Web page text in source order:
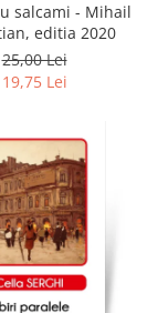
salcami - Mihail
editia 2020
25,00 Lei
19,75 Lei